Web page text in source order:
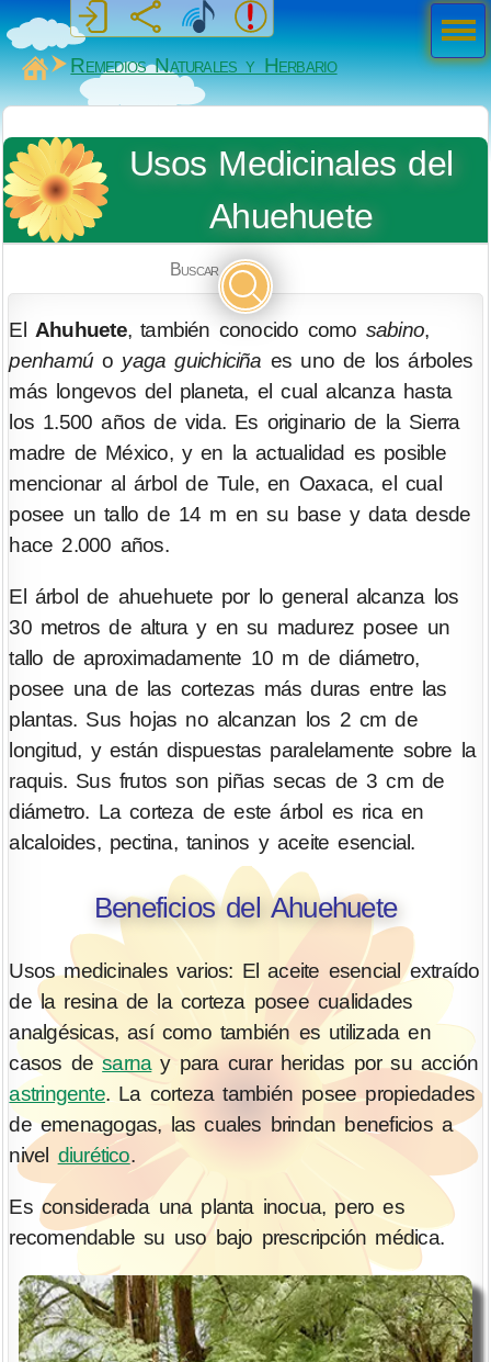
MiSabueso
Remedios Naturales y Herbario
Usos Medicinales del
Ahuehuete
Buscar
El Ahuhuete, también conocido como sabino,
penhamú o yaga guichiciña es uno de los árboles
más longevos del planeta, el cual alcanza hasta
los 1.500 años de vida. Es originario de la Sierra
madre de México, y en la actualidad es posible
mencionar al árbol de Tule, en Oaxaca, el cual
posee un tallo de 14 m en su base y data desde
hace 2.000 años.
El árbol de ahuehuete por lo general alcanza los
30 metros de altura y en su madurez posee un
tallo de aproximadamente 10 m de diámetro,
posee una de las cortezas más duras entre las
plantas. Sus hojas no alcanzan los 2 cm de
longitud, y están dispuestas paralelamente sobre la
raquis. Sus frutos son piñas secas de 3 cm de
diámetro. La corteza de este árbol es rica en
alcaloides, pectina, taninos y aceite esencial.
Beneficios del Ahuehuete
Usos medicinales varios: El aceite esencial extraído
de la resina de la corteza posee cualidades
analgésicas, así como también es utilizada en
casos desarnay para curar heridas por su acción
astringente. La corteza también posee propiedades
de emenagogas, las cuales brindan beneficios a
nivel diurético.
Es considerada una planta inocua, pero es
recomendable su uso bajo prescripción médica.
Men
ú